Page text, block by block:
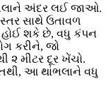
અંદર લઈ જાઓ.
સાથે ઉતાવળ
શકે છે, વધુ કંપન
કરીને, જો
૨ મીટર દૂર ખેંચો.
આ થાંભલાને વધુ